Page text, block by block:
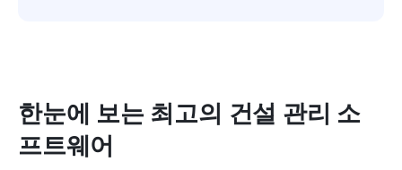
한눈에 보는 최고의 건설 관리 소
프트웨어